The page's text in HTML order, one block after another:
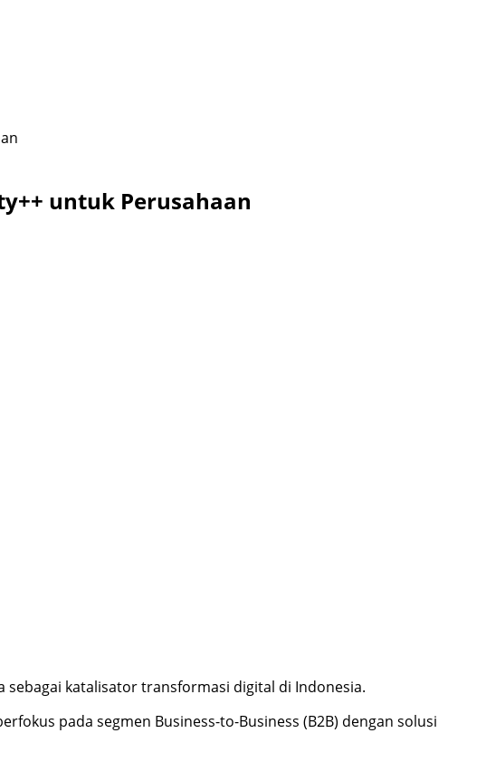
untuk Perusahaan
sebagai katalisator transformasi digital di Indonesia.
pada segmen Business-to-Business (B2B) dengan solusi